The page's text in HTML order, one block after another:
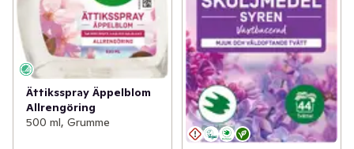
Ättiksspray Äppelblom
Allrengöring
500 ml, Grumme